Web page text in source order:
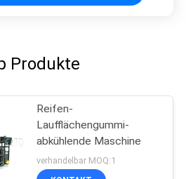
Produkte
Reifen-
Laufflächengummi-
abkühlende Maschine
verhandelbar MOQ:1